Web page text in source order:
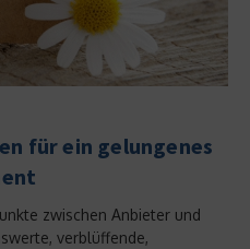
für ein gelungenes
zwischen Anbieter und
verblüffende,